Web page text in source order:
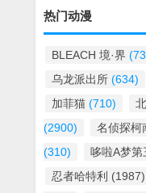
热门动漫
BLEACH 境·界
乌龙派出所 (634)
加菲猫 (710)
(2900)
名侦探柯
(310)
哆啦A梦第
忍者哈特利 (1987)